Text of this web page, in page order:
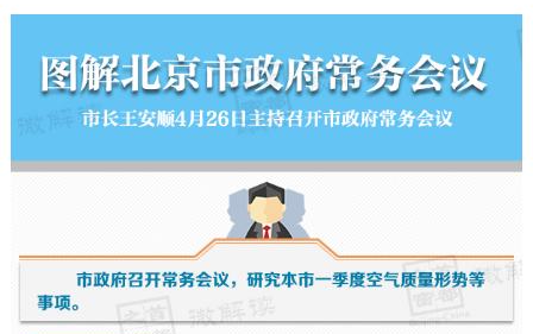
政务公开
市领导 机构职能 政策服务
专题公开
政务服务